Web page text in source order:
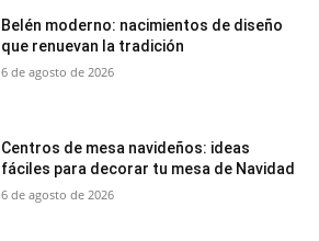
Belén moderno: nacimientos de diseño
que renuevan la tradición
6 de agosto de 2026
Centros de mesa navideños: ideas
fáciles para decorar tu mesa de Navidad
6 de agosto de 2026